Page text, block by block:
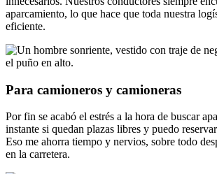
aparcamiento, lo que hace que toda nuestra
eficiente.
Para camioneros y camioneras
Por fin se acabó el estrés a la hora de buscar
instante si quedan plazas libres y puedo
Eso me ahorra tiempo y nervios, sobre todo
en la carretera.